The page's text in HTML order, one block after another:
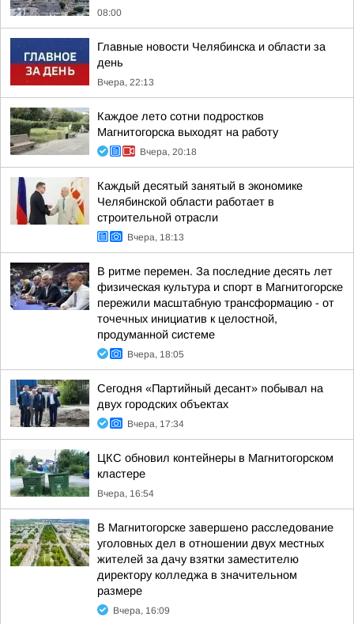
08:00
Главные новости Челябинска и области за
день
Вчера, 22:13
Каждое лето сотни подростков
Магнитогорска выходят на работу
Вчера, 20:18
Каждый десятый занятый в экономике
Челябинской области работает в
строительной отрасли
Вчера, 18:13
В ритме перемен. За последние десять лет
физическая культура и спорт в Магнитогорске
пережили масштабную трансформацию - от
точечных инициатив к целостной,
продуманной системе
Вчера, 18:05
Сегодня «Партийный десант» побывал на
двух городских объектах
Вчера, 17:34
ЦКС обновил контейнеры в Магнитогорском
кластере
Вчера, 16:54
В Магнитогорске завершено расследование
уголовных дел в отношении двух местных
жителей за дачу взятки заместителю
директору колледжа в значительном
размере
Вчера, 16:09